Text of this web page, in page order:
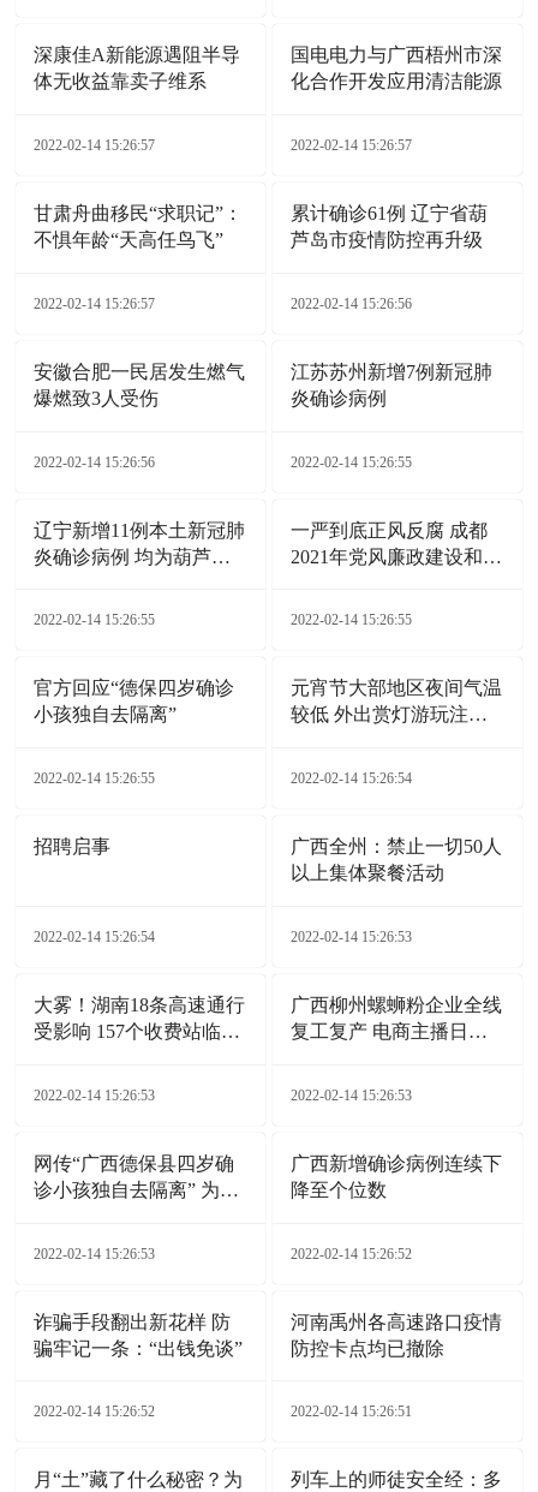
深康佳A新能源遇阻半导
体无收益靠卖子维系
2022-02-14 15:26:57
国电电力与广西梧州市深
化合作开发应用清洁能源
2022-02-14 15:26:57
甘肃舟曲移民“求职记”：
不惧年龄“天高任鸟飞”
2022-02-14 15:26:57
累计确诊61例 辽宁省葫
芦岛市疫情防控再升级
2022-02-14 15:26:56
安徽合肥一民居发生燃气
爆燃致3人受伤
2022-02-14 15:26:56
江苏苏州新增7例新冠肺
炎确诊病例
2022-02-14 15:26:55
辽宁新增11例本土新冠肺
炎确诊病例 均为葫芦岛
2022-02-14 15:26:55
一严到底正风反腐 成都
2021年党风廉政建设和反
2022-02-14 15:26:55
官方回应“德保四岁确诊
小孩独自去隔离”
2022-02-14 15:26:55
元宵节大部地区夜间气温
较低 外出赏灯游玩注意
2022-02-14 15:26:54
招聘启事
2022-02-14 15:26:54
广西全州：禁止一切50人
以上集体聚餐活动
2022-02-14 15:26:53
大雾！湖南18条高速通行
受影响 157个收费站临时
2022-02-14 15:26:53
广西柳州螺蛳粉企业全线
复工复产 电商主播日夜
2022-02-14 15:26:53
网传“广西德保县四岁确
诊小孩独自去隔离” 为不
2022-02-14 15:26:53
广西新增确诊病例连续下
降至个位数
2022-02-14 15:26:52
诈骗手段翻出新花样 防
骗牢记一条：“出钱免谈”
2022-02-14 15:26:52
河南禹州各高速路口疫情
防控卡点均已撤除
2022-02-14 15:26:51
月“土”藏了什么秘密？为 列车上的师徒安全经：多